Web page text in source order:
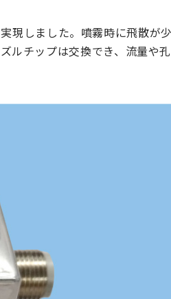
現しました。噴霧時に飛散が
チップは交換でき、流量や孔